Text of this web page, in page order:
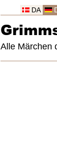
DA
Alle Märchen